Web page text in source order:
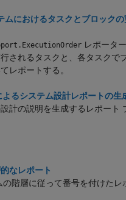
におけるタスクとブロック
レポータ
されるタスクと、各タスクで
レポートする。
よるシステム設計レポートの生
計の説明を生成するレポート
なレポート
の階層に従って番号を付けたレ